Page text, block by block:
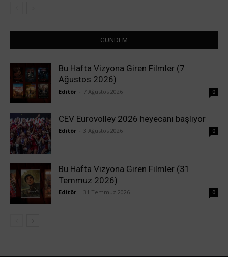
GÜNDEM
Bu Hafta Vizyona Giren Filmler (7
Ağustos 2026)
Editör 7 Ağustos 2026 0
CEV Eurovolley 2026 heyecanı başlıyor
Editör 3 Ağustos 2026 0
Bu Hafta Vizyona Giren Filmler (31
Temmuz 2026)
Editör 31 Temmuz 2026 0